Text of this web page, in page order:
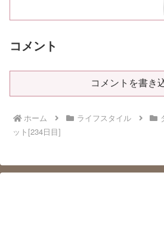
コメント
コメントを書き
ホーム ライフスタイル
ット[234日目]